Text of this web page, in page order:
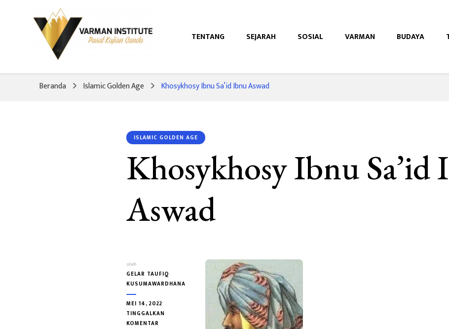
Varman Institute
Pusat Kajian Sunda
TENTANG SEJARAH SOSIAL VARMAN BUDAYA
Beranda Islamic Golden Age Khosykhosy Ibnu Sa’id Ibnu Aswad
ISLAMIC GOLDEN AGE
Khosykhosy Ibnu Sa’id
Aswad
oleh
GELAR TAUFIQ
KUSUMAWARDHANA
MEI 14, 2022
TINGGALKAN
KOMENTAR